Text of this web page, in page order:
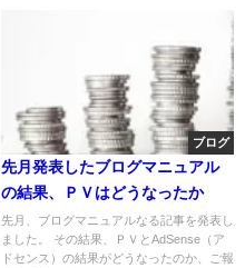
ブログ
先月発表したブログマニュアル
の結果、ＰＶはどうなったか
先月、ブログマニュアルなる記事を発表し
ました。 その結果、ＰＶとAdSense（ア
ドセンス）の結果がどうなったのか、ご報